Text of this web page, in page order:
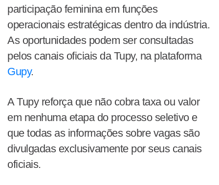
participação feminina em funções
operacionais estratégicas dentro da indústria.
As oportunidades podem ser consultadas
pelos canais oficiais da Tupy, na plataforma
Gupy.
A Tupy reforça que não cobra taxa ou valor
em nenhuma etapa do processo seletivo e
que todas as informações sobre vagas são
divulgadas exclusivamente por seus canais
oficiais.